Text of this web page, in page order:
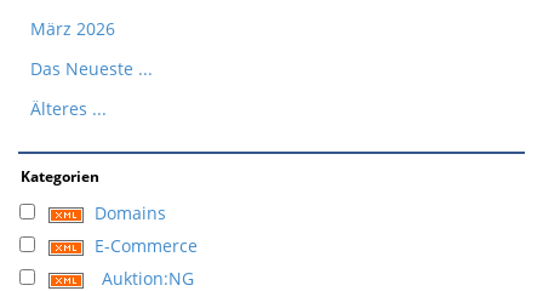
März 2026
Das Neueste ...
Älteres ...
Kategorien
Domains
E-Commerce
Auktion:NG